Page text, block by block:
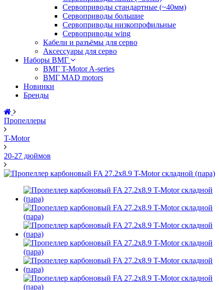
Сервоприводы стандартные (~40мм)
Сервоприводы большие
Сервоприводы низкопрофильные
Сервоприводы wing
Кабели и разъёмы для серво
Аксессуары для серво
Наборы ВМГ
ВМГ T-Motor A-series
ВМГ MAD motors
Новинки
Бренды
Пропеллеры
T-Motor
20-27 дюймов